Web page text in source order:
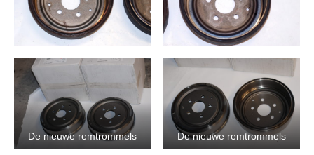
De nieuwe remtrommels De nieuwe remtrommels